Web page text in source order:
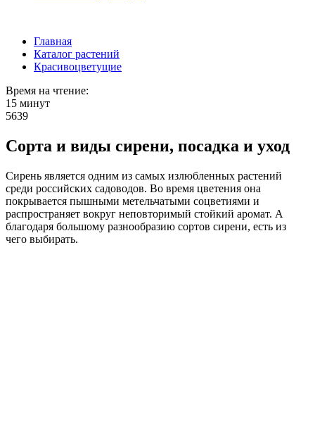
Главная
Каталог растений
Красивоцветущие
Время на чтение:
15 минут
5639
Сорта и виды сирени, посадка и уход
Сирень является одним из самых излюбленных растений
среди российских садоводов. Во время цветения она
покрывается пышными метельчатыми соцветиями и
распространяет вокруг неповторимый стойкий аромат. А
благодаря большому разнообразию сортов сирени, есть из
чего выбирать.